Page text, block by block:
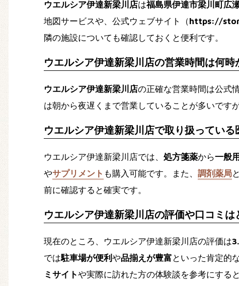
ウエルシア伊達新梁川店は福島県伊達市梁川町広
地図サービスや、公式ウェブサイト（https://
隣の施設についても確認しておくと便利です。
ウエルシア伊達新梁川店の営業時間は何時
ウエルシア伊達新梁川店の正確な営業時間は公式
は朝から夜遅くまで営業していることが多いです
ウエルシア伊達新梁川店で取り扱ってい
ウエルシア伊達新梁川店では、 処方箋薬から一般
やサプリメント も購入可能です。また、 調剤薬局
前に確認すると確実です。
ウエルシア伊達新梁川店の評価や口コミは
現在のところ、ウエルシア伊達新梁川店の評価は
では駐車場が便利 や品揃えが豊富 といった肯定的
ミサイトや実際に訪れた方の体験談を参考にする